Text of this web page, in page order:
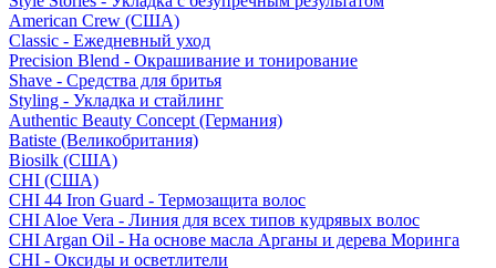
American Crew (США)
Classic - Ежедневный уход
Precision Blend - Окрашивание и тонирование
Shave - Средства для бритья
Styling - Укладка и стайлинг
Authentic Beauty Concept (Германия)
Batiste (Великобритания)
Biosilk (США)
CHI (США)
CHI 44 Iron Guard - Термозащита волос
CHI Aloe Vera - Линия для всех типов кудрявых волос
CHI Argan Oil - На основе масла Арганы и дерева Моринга
CHI - Оксиды и осветлители